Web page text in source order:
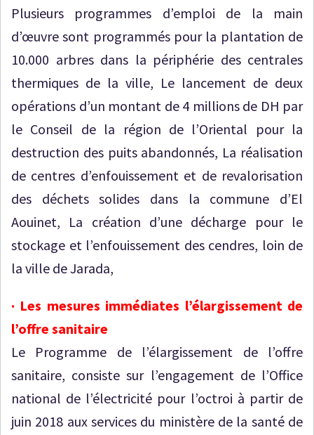
Plusieurs programmes d’emploi de la main
d’œuvre sont programmés pour la plantation de
10.000 arbres dans la périphérie des centrales
thermiques de la ville, Le lancement de deux
opérations d’un montant de 4 millions de DH par
le Conseil de la région de l’Oriental pour la
destruction des puits abandonnés, La réalisation
de centres d’enfouissement et de revalorisation
des déchets solides dans la commune d’El
Aouinet, La création d’une décharge pour le
stockage et l’enfouissement des cendres, loin de
la ville de Jarada,
· Les mesures immédiates l’élargissement de
l’offre sanitaire
Le Programme de l’élargissement de l’offre
sanitaire, consiste sur l’engagement de l’Office
national de l’électricité pour l’octroi à partir de
juin 2018 aux services du ministère de la santé de